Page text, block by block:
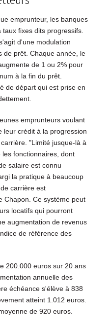
emprunteur, les banques
fixes dits progressifs.
d'une modulation
de prêt. Chaque année, le
de 1 ou 2% pour
à la fin du prêt.
de départ qui est prise en
emprunteurs voulant
leur crédit à la progression
"Limité jusque-là à
fonctionnaires, dont
salaire est connu
la pratique à beaucoup
carrière est
Chapon. Ce système peut
locatifs qui pourront
augmentation de revenus
de référence des
200.000 euros sur 20 ans
annuelle des
échéance s'élève à 838
atteint 1.012 euros.
de 920 euros.